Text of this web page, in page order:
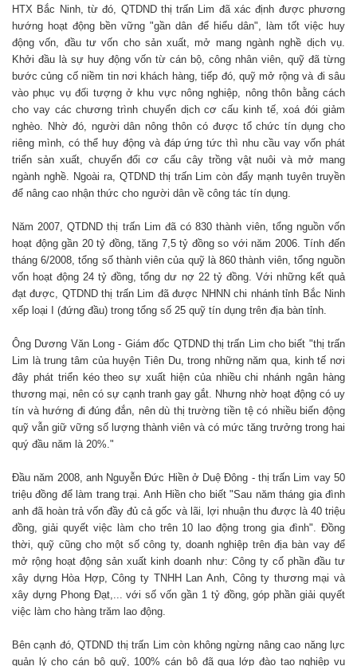
HTX Bắc Ninh, từ đó, QTDND thị trấn Lim đã xác định được phương
hướng hoạt động bền vững "gần dân để hiểu dân", làm tốt việc huy
động vốn, đầu tư vốn cho sản xuất, mở mang ngành nghề dịch vụ.
Khởi đầu là sự huy động vốn từ cán bộ, công nhân viên, quỹ đã từng
bước củng cố niềm tin nơi khách hàng, tiếp đó, quỹ mở rộng và đi sâu
vào phục vụ đối tượng ở khu vực nông nghiệp, nông thôn bằng cách
cho vay các chương trình chuyển dịch cơ cấu kinh tế, xoá đói giảm
nghèo. Nhờ đó, người dân nông thôn có được tổ chức tín dụng cho
riêng mình, có thể huy động và đáp ứng tức thì nhu cầu vay vốn phát
triển sản xuất, chuyển đổi cơ cấu cây trồng vật nuôi và mở mang
ngành nghề. Ngoài ra, QTDND thị trấn Lim còn đẩy mạnh tuyên truyền
để nâng cao nhận thức cho người dân về công tác tín dụng.
Năm 2007, QTDND thị trấn Lim đã có 830 thành viên, tổng nguồn vốn
hoạt động gần 20 tỷ đồng, tăng 7,5 tỷ đồng so với năm 2006. Tính đến
tháng 6/2008, tổng số thành viên của quỹ là 860 thành viên, tổng nguồn
vốn hoạt động 24 tỷ đồng, tổng dư nợ 22 tỷ đồng. Với những kết quả
đạt được, QTDND thị trấn Lim đã được NHNN chi nhánh tỉnh Bắc Ninh
xếp loại I (đứng đầu) trong tổng số 25 quỹ tín dụng trên địa bàn tỉnh.
Ông Dương Văn Long - Giám đốc QTDND thị trấn Lim cho biết "thị trấn
Lim là trung tâm của huyện Tiên Du, trong những năm qua, kinh tế nơi
đây phát triển kéo theo sự xuất hiện của nhiều chi nhánh ngân hàng
thương mại, nên có sự cạnh tranh gay gắt. Nhưng nhờ hoạt động có uy
tín và hướng đi đúng đắn, nên dù thị trường tiền tệ có nhiều biến động
quỹ vẫn giữ vững số lượng thành viên và có mức tăng trưởng trong hai
quý đầu năm là 20%."
Đầu năm 2008, anh Nguyễn Đức Hiền ở Duệ Đông - thị trấn Lim vay 50
triệu đồng để làm trang trại. Anh Hiền cho biết "Sau năm tháng gia đình
anh đã hoàn trả vốn đầy đủ cả gốc và lãi, lợi nhuận thu được là 40 triệu
đồng, giải quyết việc làm cho trên 10 lao động trong gia đình". Đồng
thời, quỹ cũng cho một số công ty, doanh nghiệp trên địa bàn vay để
mở rộng hoạt động sản xuất kinh doanh như: Công ty cổ phần đầu tư
xây dựng Hòa Hợp, Công ty TNHH Lan Anh, Công ty thương mại và
xây dựng Phong Đạt,... với số vốn gần 1 tỷ đồng, góp phần giải quyết
việc làm cho hàng trăm lao động.
Bên cạnh đó, QTDND thị trấn Lim còn không ngừng nâng cao năng lực
quản lý cho cán bộ quỹ, 100% cán bộ đã qua lớp đào tạo nghiệp vụ